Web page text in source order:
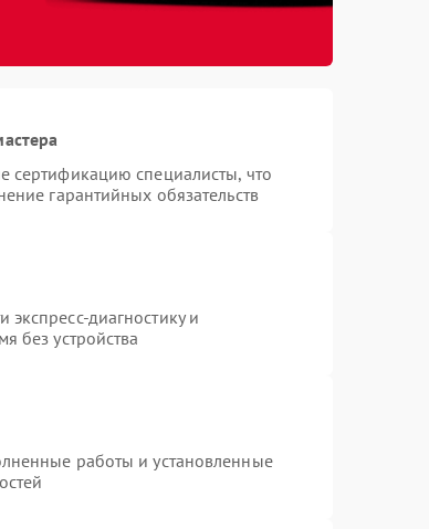
сертификацию специалисты, что
гарантийных обязательств
диагностику и
без устройства
работы и установленные